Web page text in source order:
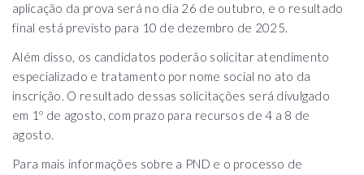
aplicação da prova será no dia 26 de outubro, e o resultado
final está previsto para 10 de dezembro de 2025.
Além disso, os candidatos poderão solicitar atendimento
especializado e tratamento por nome social no ato da
inscrição. O resultado dessas solicitações será divulgado
em 1º de agosto, com prazo para recursos de 4 a 8 de
agosto.
Para mais informações sobre a PND e o processo de